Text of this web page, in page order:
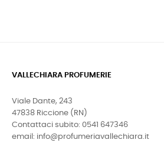
VALLECHIARA PROFUMERIE
Viale Dante, 243
47838 Riccione (RN)
Contattaci subito: 0541 647346
email: info@profumeriavallechiara.it